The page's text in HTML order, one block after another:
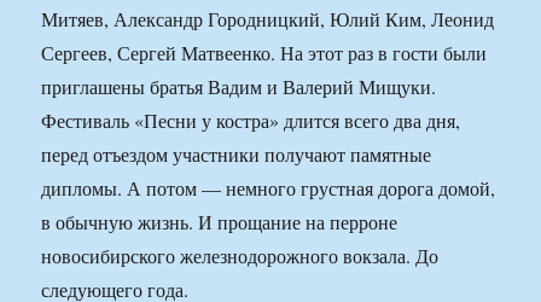
Митяев, Александр Городницкий, Юлий Ким, Леонид
Сергеев, Сергей Матвеенко. На этот раз в гости были
приглашены братья Вадим и Валерий Мищуки.
Фестиваль «Песни у костра» длится всего два дня,
перед отъездом участники получают памятные
дипломы. А потом — немного грустная дорога домой,
в обычную жизнь. И прощание на перроне
новосибирского железнодорожного вокзала. До
следующего года.